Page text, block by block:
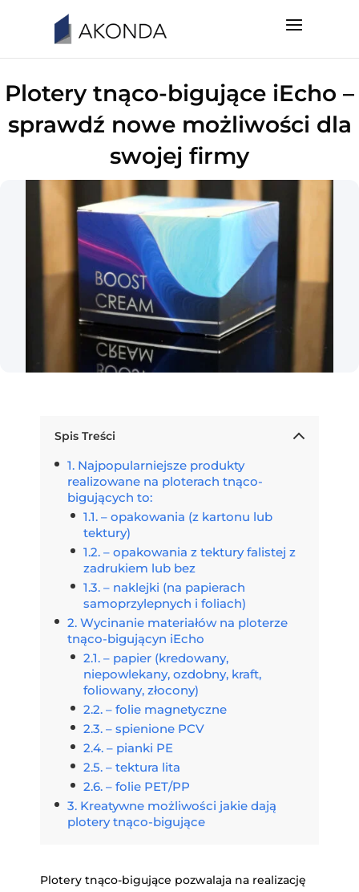
Plotery tnąco-bigujące iEcho –
sprawdź nowe możliwości dla
swojej firmy
Spis Treści
Najpopularniejsze produkty
realizowane na ploterach tnąco-
bigujących to:
– opakowania (z kartonu lub
tektury)
– opakowania z tektury falistej z
zadrukiem lub bez
– naklejki (na papierach
samoprzylepnych i foliach)
Wycinanie materiałów na ploterze
tnąco-bigującyn iEcho
– papier (kredowany,
niepowlekany, ozdobny, kraft,
foliowany, złocony)
– folie magnetyczne
– spienione PCV
– pianki PE
– tektura lita
– folie PET/PP
Kreatywne możliwości jakie dają
plotery tnąco-bigujące
Plotery tnąco-bigujące pozwalaja na realizację